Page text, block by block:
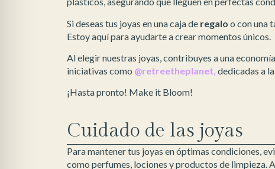
Si deseas tus joyas en una caja de regaloo con una
Estoy aquí para ayudarte a crear momentos únicos.
Al elegir nuestras joyas, contribuyes a una
iniciativas como @retreetheplanet, dedicadas a
¡Hasta pronto! Make it Bloom!
Cuidado de las joyas
Para mantener tus joyas en óptimas condiciones,
como perfumes, lociones y productos de limpieza.